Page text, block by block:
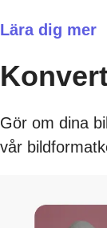
Lära dig mer
Gör om dina
vår